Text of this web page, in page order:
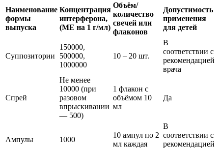
Наименование
формы
выпуска
Концентрация
интерферона,
(МЕ на 1 г/мл)
Объём/
количество
свечей или
флаконов
Допустимость
применения
для детей
Суппозитории
150000,
500000,
1000000
10 – 20 шт.
В
соответствии с
рекомендацией
врача
Спрей
Не менее
10000 (при
разовом
впрыскивании
— 500)
1 флакон с
объёмом 10
мл
Да
Ампулы 1000
10 ампул по 2
мл каждая
В
соответствии с
рекомендацией